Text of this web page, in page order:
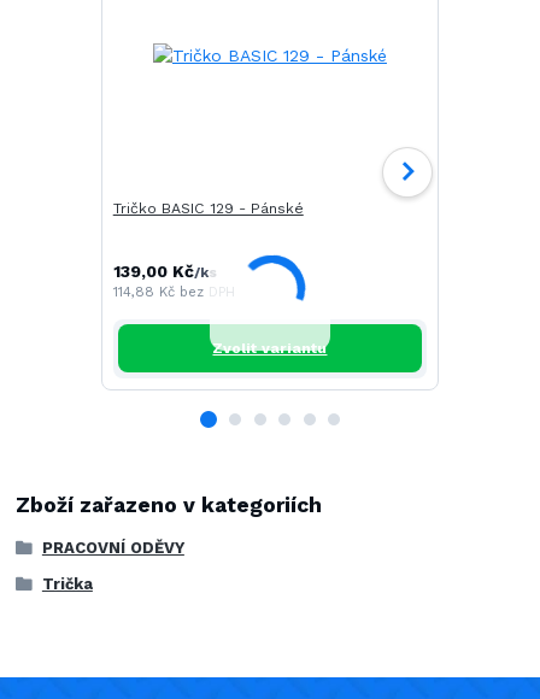
Tričko BASIC 129 - Pánské
139,00 Kč/ks
114,88 Kč bez DPH
Zvolit variantu
Zboží zařazeno v kategoriích
PRACOVNÍ ODĚVY
Trička